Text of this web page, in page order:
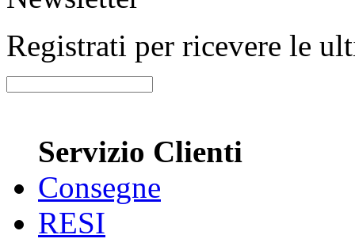
Registrati per ricevere le
Servizio Clienti
Consegne
RESI